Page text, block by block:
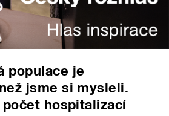
populace je
jsme si mysleli.
hospitalizací